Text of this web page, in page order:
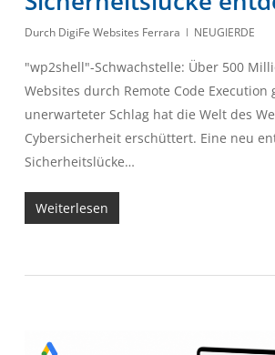
Durch DigiFe Websites Ferrara NEUGIERDE
"wp2shell"-Schwachstelle: Über 500
Websites durch Remote Code Execution
unerwarteter Schlag hat die Welt des
Cybersicherheit erschüttert. Eine neu
Sicherheitslücke…
Weiterlesen